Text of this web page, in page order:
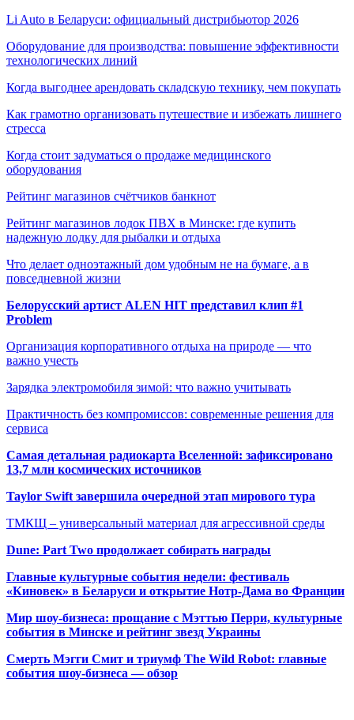
Li Auto в Беларуси: официальный дистрибьютор 2026
Оборудование для производства: повышение эффективности
технологических линий
Когда выгоднее арендовать складскую технику, чем покупать
Как грамотно организовать путешествие и избежать лишнего
стресса
Когда стоит задуматься о продаже медицинского
оборудования
Рейтинг магазинов счётчиков банкнот
Рейтинг магазинов лодок ПВХ в Минске: где купить
надежную лодку для рыбалки и отдыха
Что делает одноэтажный дом удобным не на бумаге, а в
повседневной жизни
Белорусский артист ALEN HIT представил клип #1
Problem
Организация корпоративного отдыха на природе — что
важно учесть
Зарядка электромобиля зимой: что важно учитывать
Практичность без компромиссов: современные решения для
сервиса
Самая детальная радиокарта Вселенной: зафиксировано
13,7 млн космических источников
Taylor Swift завершила очередной этап мирового тура
ТМКЩ – универсальный материал для агрессивной среды
Dune: Part Two продолжает собирать награды
Главные культурные события недели: фестиваль
«Киновек» в Беларуси и открытие Нотр-Дама во Франции
Мир шоу-бизнеса: прощание с Мэттью Перри, культурные
события в Минске и рейтинг звезд Украины
Смерть Мэгги Смит и триумф The Wild Robot: главные
события шоу-бизнеса — обзор